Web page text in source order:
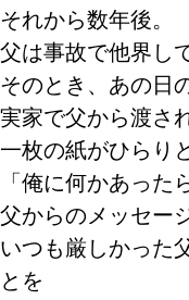
それから数年後。
父は事故で他界し
そのとき、あの日
実家で父から渡さ
一枚の紙がひらり
「俺に何かあった
父からのメッセー
いつも厳しかった
とを